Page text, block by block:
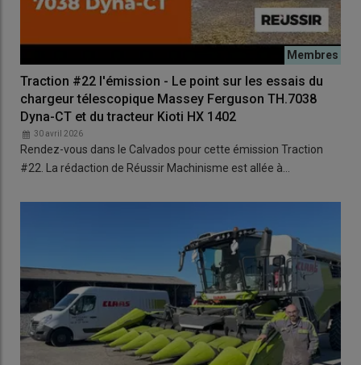
Traction #22 l'émission - Le point sur les essais du
chargeur télescopique Massey Ferguson TH.7038
Dyna-CT et du tracteur Kioti HX 1402
30 avril 2026
Rendez-vous dans le Calvados pour cette émission Traction
#22. La rédaction de Réussir Machinisme est allée à…